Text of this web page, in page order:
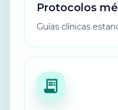
Protocolos
Guías clínicas